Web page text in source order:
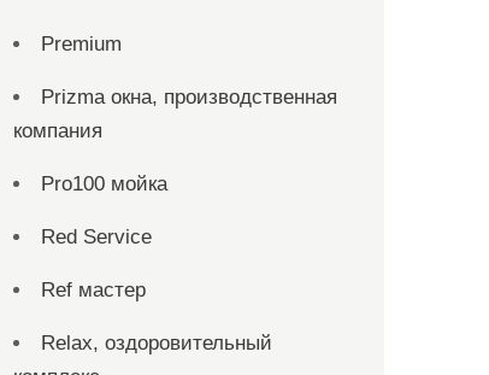
Premium
Prizma окна, производственная
компания
Pro100 мойка
Red Service
Ref мастер
Relax, оздоровительный